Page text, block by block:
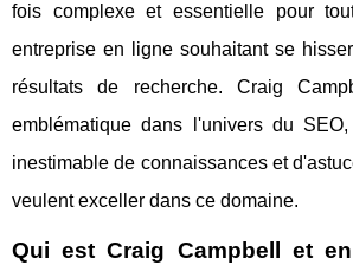
fois complexe et essentielle pour
entreprise en ligne souhaitant se
résultats de recherche. Craig
emblématique dans l'univers du
inestimable de connaissances et
veulent exceller dans ce domaine.
Qui est Craig Campbell et